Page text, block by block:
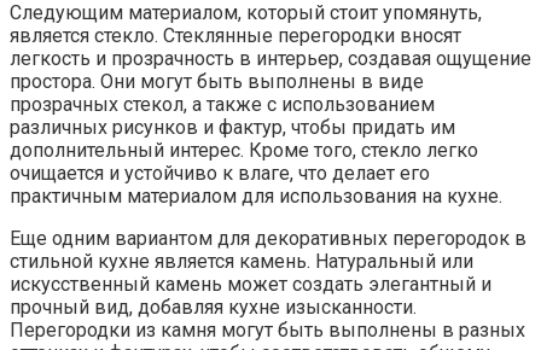
Следующим материалом, который стоит упомянуть,
является стекло. Стеклянные перегородки вносят
легкость и прозрачность в интерьер, создавая ощущение
простора. Они могут быть выполнены в виде
прозрачных стекол, а также с использованием
различных рисунков и фактур, чтобы придать им
дополнительный интерес. Кроме того, стекло легко
очищается и устойчиво к влаге, что делает его
практичным материалом для использования на кухне.
Еще одним вариантом для декоративных перегородок в
стильной кухне является камень. Натуральный или
искусственный камень может создать элегантный и
прочный вид, добавляя кухне изысканности.
Перегородки из камня могут быть выполнены в разных